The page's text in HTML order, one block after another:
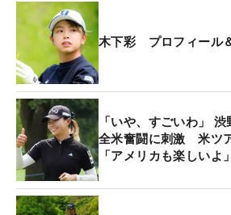
だ。
米国男子ツアーでは16年の「トラ
最終ラウンドでジム・フューリッ
「58」、米国女子ツアーでは01
スタムが「59」というスコアで
米国男子下部のコーンフェリー・
年2月の「アスタラゴルフ選手権
ド」第1ラウンドで、クリストバ
木下彩 プロフィール
「いや、すごいわ」
全米奮闘に刺激 米ツ
「アメリカも楽しいよ」